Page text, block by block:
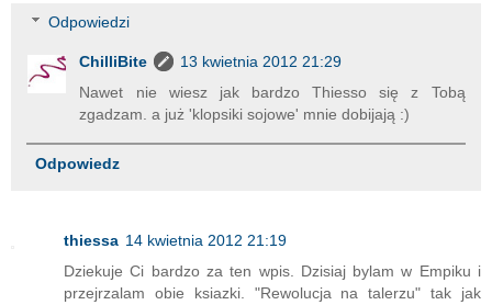
Odpowiedzi
ChilliBite
13 kwietnia 2012 21:29
Nawet nie wiesz jak bardzo Thiesso się z Tobą
zgadzam. a już 'klopsiki sojowe' mnie dobijają :)
Odpowiedz
thiessa 14 kwietnia 2012 21:19
Dziekuje Ci bardzo za ten wpis. Dzisiaj bylam w Empiku i
przejrzalam obie ksiazki. "Rewolucja na talerzu" tak jak